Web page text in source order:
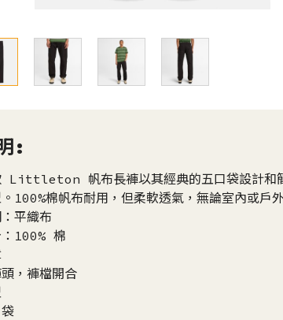
:
Littleton 帆布長褲以其經典的五口袋設計和
100%棉帆布耐用，但柔軟透氣，無論室內或戶
：平織布
：100% 棉
頭，褲檔開合